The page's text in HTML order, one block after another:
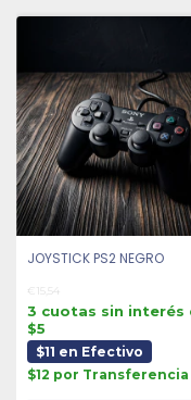
JOYSTICK PS2 NEGRO
€15,54
3 cuotas sin interés
$5
$11 en Efectivo
$12 por Transferencia